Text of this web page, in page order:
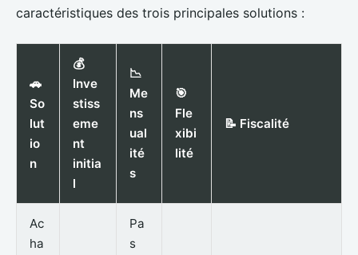
caractéristiques des trois principales solutions :
🚗
So
lut
io
n
💰
Inve
stiss
eme
nt
initia
l
📉
Me
ns
ual
ité
s
🎯
Fle
xibi
lité
📝 Fiscalité
Ac
ha
Pa
s